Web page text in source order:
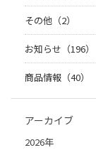
その他（2）
お知らせ（196）
商品情報（40）
アーカイブ
2026年